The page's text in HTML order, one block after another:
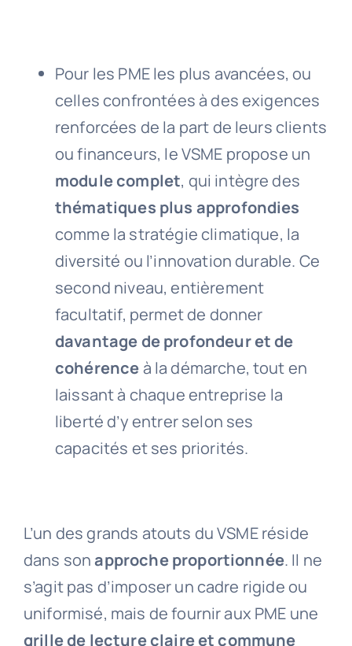
Pour les PME les plus avancées, ou
celles confrontées à des exigences
renforcées de la part de leurs clients
ou financeurs, le VSME propose un
module complet, qui intègre des
thématiques plus approfondies
comme la stratégie climatique, la
diversité ou l’innovation durable. Ce
second niveau, entièrement
facultatif, permet de donner
davantage de profondeur et de
cohérenceà la démarche, tout en
laissant à chaque entreprise la
liberté d’y entrer selon ses
capacités et ses priorités.
L’un des grands atouts du VSME réside
dans sonapproche proportionnée. Il ne
s’agit pas d’imposer un cadre rigide ou
uniformisé, mais de fournir aux PME une
grille de lectureclaire et commune